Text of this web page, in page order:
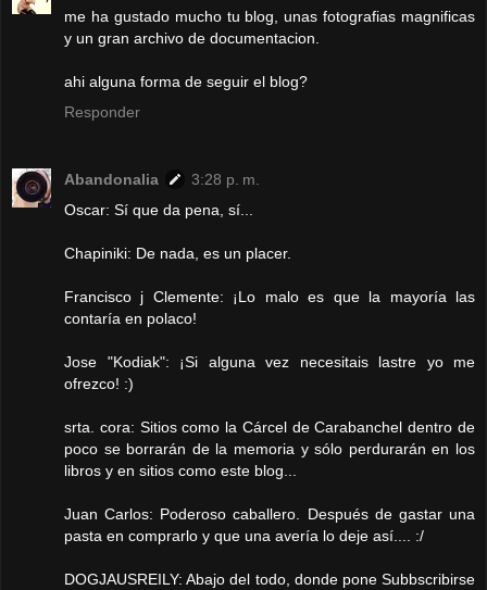
me ha gustado mucho tu blog, unas fotografias magnificas
y un gran archivo de documentacion.
ahi alguna forma de seguir el blog?
Responder
Abandonalia
3:28 p. m.
Oscar: Sí que da pena, sí...
Chapiniki: De nada, es un placer.
Francisco j Clemente: ¡Lo malo es que la mayoría las
contaría en polaco!
Jose "Kodiak": ¡Si alguna vez necesitais lastre yo me
ofrezco! :)
srta. cora: Sitios como la Cárcel de Carabanchel dentro de
poco se borrarán de la memoria y sólo perdurarán en los
libros y en sitios como este blog...
Juan Carlos: Poderoso caballero. Después de gastar una
pasta en comprarlo y que una avería lo deje así.... :/
DOGJAUSREILY: Abajo del todo, donde pone Subbscribirse